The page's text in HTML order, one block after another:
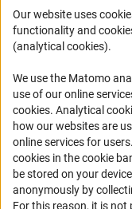
Organizações parceiras
Representantes
Contato
Fomento
Cooperação com
Pesquisar na Alemanha
Chamadas abertas e
Our website uses
functionality and
(analytical cookies).
We use the Matomo
use of our online
cookies(Anc
. Analytical
how our websites are
online services for
cookies in the cookie
be stored on your
anonymously by
For this reason, it is not